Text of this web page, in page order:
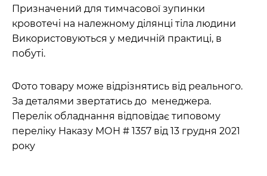
Призначений для тимчасової зупинки
кровотечі на належному ділянці тіла людини
Використовуються у медичній практиці, в
побуті.
Фото товару може відрізнятись від реального.
За деталями звертатись до менеджера.
Перелік обладнання відповідає типовому
переліку Наказу МОН # 1357 від 13 грудня 2021
року